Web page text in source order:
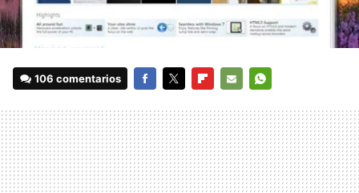
106 comentarios
MAIL